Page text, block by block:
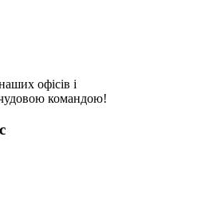
офісів і
командою!